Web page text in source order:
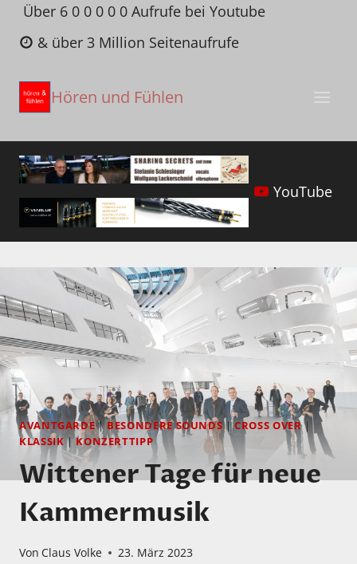
Zum
Inhalt
springen
Über 6 0 0 0 0 0 Aufrufe bei Youtube
& über 3 Million Seitenaufrufe
Hören und Fühlen
YouTube
AVANTGARDE| BESONDERE SOUNDS|CROSS OVER|
KLASSIK |KONZERTTIPP
Wittener Tage für neue
Kammermusik
Von Claus Volke 23. März 2023